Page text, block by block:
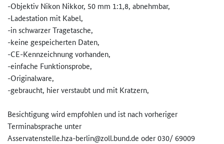
-Objektiv Nikon Nikkor, 50 mm 1:1,8, abnehmbar,
-Ladestation mit Kabel,
-in schwarzer Tragetasche,
-keine gespeicherten Daten,
-CE-Kennzeichnung vorhanden,
-einfache Funktionsprobe,
-Originalware,
-gebraucht, hier verstaubt und mit Kratzern,
Besichtigung wird empfohlen und ist nach vorheriger
Terminabsprache unter
Asservatenstelle.hza-berlin@zo­ll.bund.de oder 030/ 69009